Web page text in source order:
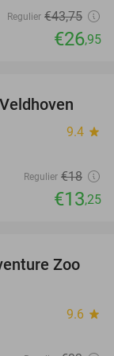
Regulier €43,75
€26,95
26%
9.4 star
Regulier €18
€13,25
24%
Zoo
9.6 star